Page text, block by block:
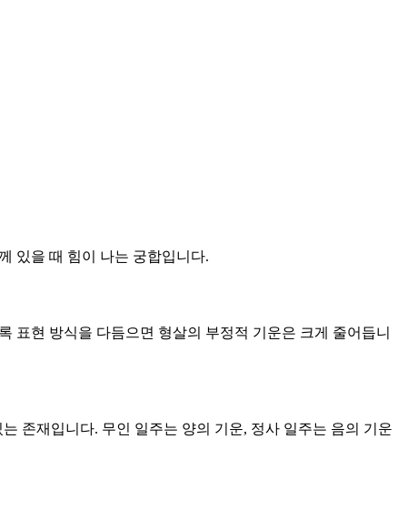
있을 때 힘이 나는 궁합입니다.
표현 방식을 다듬으면 형살의 부정적 기운은 크게 줄어듭니
존재입니다. 무인 일주는 양의 기운, 정사 일주는 음의 기운